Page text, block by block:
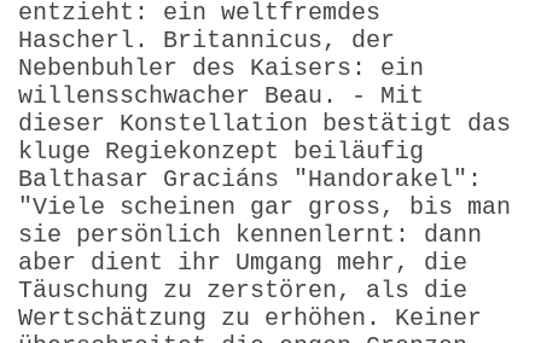
entzieht: ein weltfremdes
Hascherl. Britannicus, der
Nebenbuhler des Kaisers: ein
willensschwacher Beau. - Mit
dieser Konstellation bestätigt das
kluge Regiekonzept beiläufig
Balthasar Graciáns "Handorakel":
"Viele scheinen gar gross, bis man
sie persönlich kennenlernt: dann
aber dient ihr Umgang mehr, die
Täuschung zu zerstören, als die
Wertschätzung zu erhöhen. Keiner